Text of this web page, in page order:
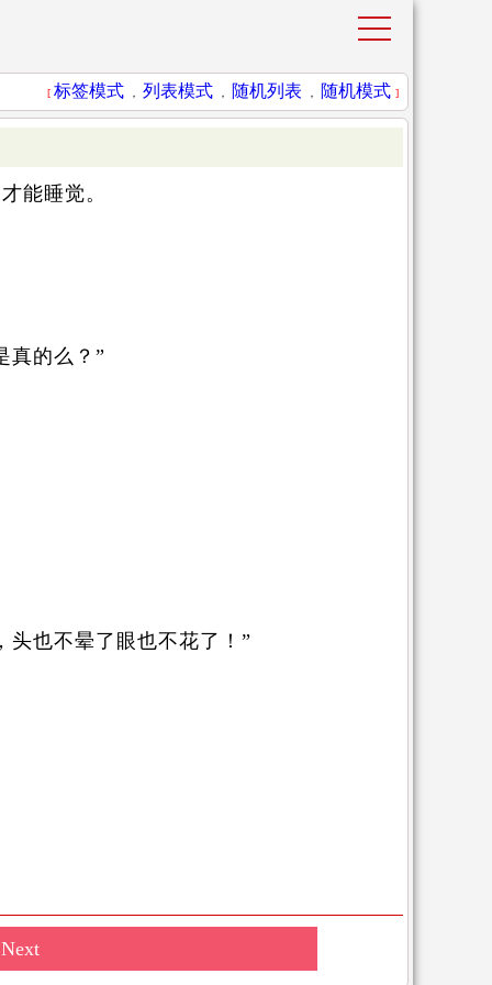
[ 标签模式 ， 列表模式 ， 随机列表 ， 随机模式 ]
能睡觉。
真的么？”
头也不晕了眼也不花了！”